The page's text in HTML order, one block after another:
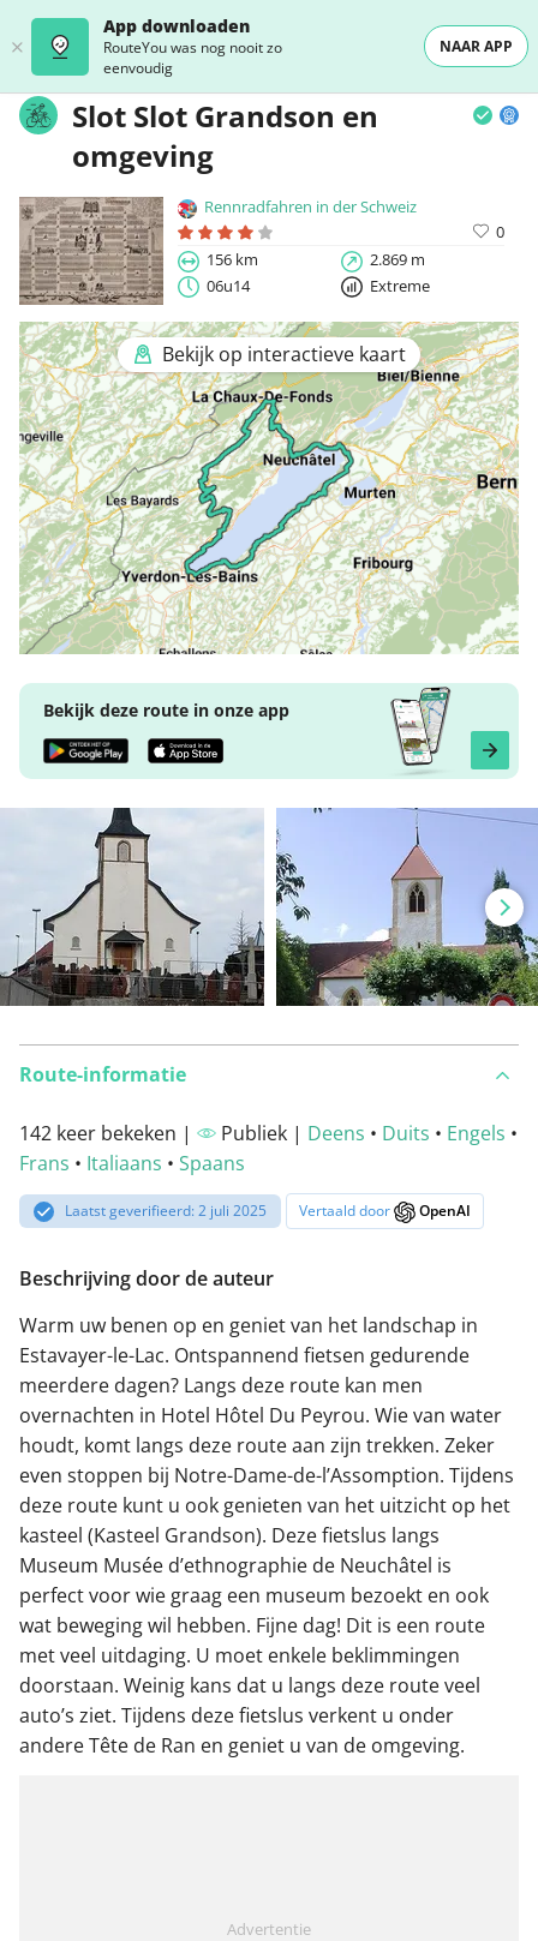
App downloaden
RouteYou was nog nooit zo
eenvoudig
NAAR APP
Slot Slot Grandson en
omgeving
Rennradfahren in der Schweiz
0
156 km
2.869 m
06u14
Extreme
Bekijk op interactieve kaart
Bekijk deze route in onze app
Route-informatie
142 keer bekeken | Publiek | Deens • Duits • Engels •
Frans • Italiaans • Spaans
Laatst geverifieerd: 2 juli 2025 Vertaald door OpenAI
Beschrijving door de auteur
Warm uw benen op en geniet van het landschap in
Estavayer-le-Lac. Ontspannend fietsen gedurende
meerdere dagen? Langs deze route kan men
overnachten in Hotel Hôtel Du Peyrou. Wie van water
houdt, komt langs deze route aan zijn trekken. Zeker
even stoppen bij Notre-Dame-de-l’Assomption. Tijdens
deze route kunt u ook genieten van het uitzicht op het
kasteel (Kasteel Grandson). Deze fietslus langs
Museum Musée d’ethnographie de Neuchâtel is
perfect voor wie graag een museum bezoekt en ook
wat beweging wil hebben. Fijne dag! Dit is een route
met veel uitdaging. U moet enkele beklimmingen
doorstaan. Weinig kans dat u langs deze route veel
auto’s ziet. Tijdens deze fietslus verkent u onder
andere Tête de Ran en geniet u van de omgeving.
Advertentie